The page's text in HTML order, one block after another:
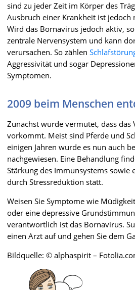
sind zu jeder Zeit im Körper des
Ausbruch einer Krankheit ist jedoch
Wird das Bornavirus jedoch aktiv,
zentrale Nervensystem und kann
verursachen. So zählen
Aggressivität und sogar
Symptomen.
2009 beim Menschen
Zunächst wurde vermutet, dass das
vorkommt. Meist sind Pferde und
einigen Jahren wurde es nun auch
nachgewiesen. Eine Behandlung
Stärkung des Immunsystems sowie
durch Stressreduktion statt.
Weisen Sie Symptome wie
oder eine depressive
verantwortlich ist das Bornavirus.
einen Arzt auf und gehen Sie dem
Bildquelle: © alphaspirit –